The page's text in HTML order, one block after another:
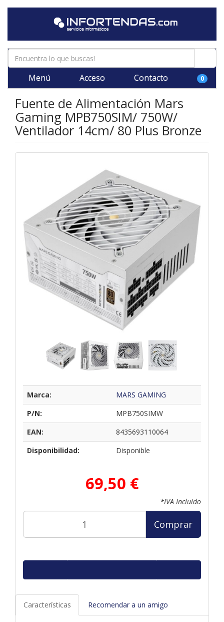
Menú Acceso Contacto 0
Fuente de Alimentación Mars
Gaming MPB750SIM/ 750W/
Ventilador 14cm/ 80 Plus Bronze
Marca:
MARS GAMING
P/N:
MPB750SIMW
EAN:
8435693110064
Disponibilidad:
Disponible
69,50 €
*IVA Incluido
Comprar
Características Recomendar a un amigo